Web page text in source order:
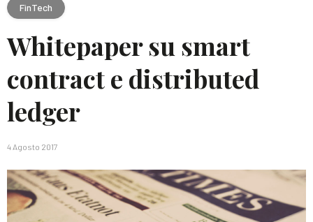
FinTech
Whitepaper su smart
contract e distributed
ledger
4 Agosto 2017